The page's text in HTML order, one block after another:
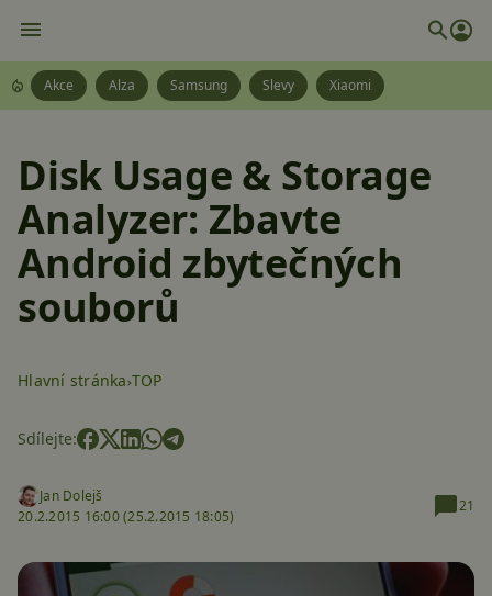
Akce Alza Samsung Slevy Xiaomi
Disk Usage & Storage
Analyzer: Zbavte
Android zbytečných
souborů
Hlavní stránka TOP
Sdílejte:
Jan Dolejš
20.2.2015 16:00 (25.2.2015 18:05)
21